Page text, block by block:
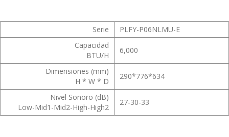
Serie
PLFY-P06NLMU-E
Capacidad
BTU/H
6,000
Dimensiones (mm)
H * W * D
290*776*634
Nivel Sonoro (dB)
Low-Mid1-Mid2-High-High2
27-30-33